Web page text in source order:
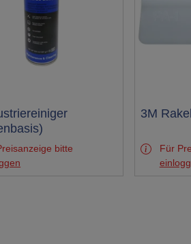
bitte
Test
3M
Für